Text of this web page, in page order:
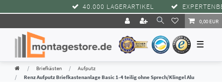
40.000 LAGERARTIKEL
0,00 EUR
☰
Briefkästen
Aufputz
Renz Aufputz Briefkastenanlage Basic 1-4 teilig ohne Sprech/Klingel Alu